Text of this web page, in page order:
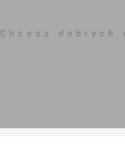
Chcesz dobrych